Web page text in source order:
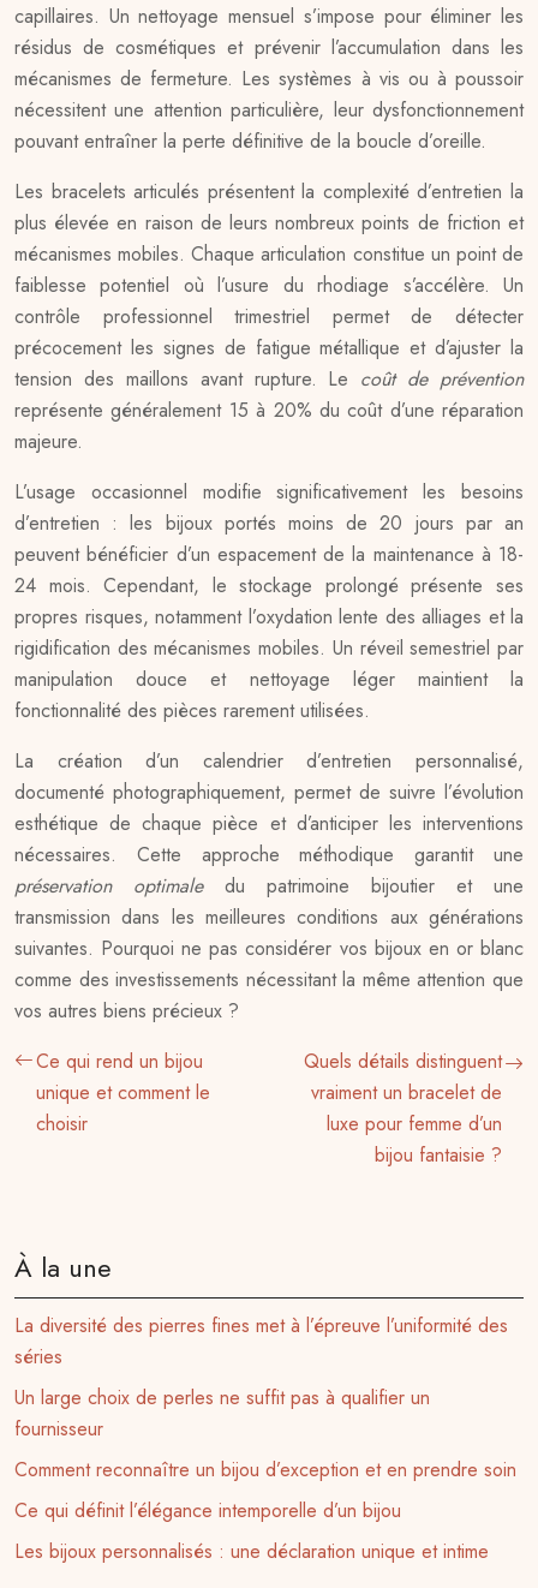
capillaires. Un nettoyage mensuel s’impose pour éliminer les
résidus de cosmétiques et prévenir l’accumulation dans les
mécanismes de fermeture. Les systèmes à vis ou à poussoir
nécessitent une attention particulière, leur dysfonctionnement
pouvant entraîner la perte définitive de la boucle d’oreille.
Les bracelets articulés présentent la complexité d’entretien la
plus élevée en raison de leurs nombreux points de friction et
mécanismes mobiles. Chaque articulation constitue un point de
faiblesse potentiel où l’usure du rhodiage s’accélère. Un
contrôle professionnel trimestriel permet de détecter
précocement les signes de fatigue métallique et d’ajuster la
tension des maillons avant rupture. Le coût de prévention
représente généralement 15 à 20% du coût d’une réparation
majeure.
L’usage occasionnel modifie significativement les besoins
d’entretien : les bijoux portés moins de 20 jours par an
peuvent bénéficier d’un espacement de la maintenance à 18-
24 mois. Cependant, le stockage prolongé présente ses
propres risques, notamment l’oxydation lente des alliages et la
rigidification des mécanismes mobiles. Un réveil semestriel par
manipulation douce et nettoyage léger maintient la
fonctionnalité des pièces rarement utilisées.
La création d’un calendrier d’entretien personnalisé,
documenté photographiquement, permet de suivre l’évolution
esthétique de chaque pièce et d’anticiper les interventions
nécessaires. Cette approche méthodique garantit une
préservation optimale du patrimoine bijoutier et une
transmission dans les meilleures conditions aux générations
suivantes. Pourquoi ne pas considérer vos bijoux en or blanc
comme des investissements nécessitant la même attention que
vos autres biens précieux ?
Ce qui rend un bijou
unique et comment le
choisir
Quels détails distinguent
vraiment un bracelet de
luxe pour femme d’un
bijou fantaisie ?
À la une
La diversité des pierres fines met à l’épreuve l’uniformité des
séries
Un large choix de perles ne suffit pas à qualifier un
fournisseur
Comment reconnaître un bijou d’exception et en prendre soin
Ce qui définit l’élégance intemporelle d’un bijou
Les bijoux personnalisés : une déclaration unique et intime